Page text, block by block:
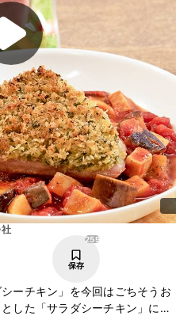
259
保存
ーチキン」を今回はごちそうお
した「サラダシーチキン」にパ